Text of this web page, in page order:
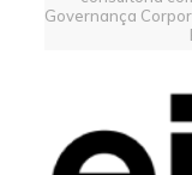
Governança